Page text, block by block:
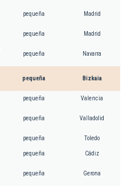
pequeña Madrid
pequeña Madrid
pequeña Navarra
pequeña Bizkaia
pequeña Valencia
pequeña Valladolid
pequeña Toledo
pequeña Cádiz
pequeña Gerona